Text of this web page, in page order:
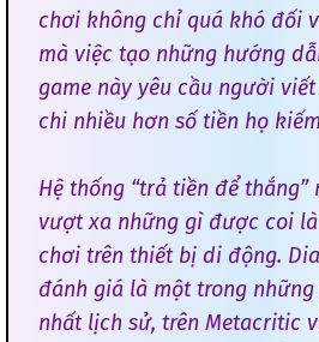
chơi không chỉ quá khó đối
mà việc tạo những hướng
game này yêu cầu người
chi nhiều hơn số tiền họ
Hệ thống “trả tiền để
vượt xa những gì được coi
chơi trên thiết bị di động.
đánh giá là một trong
nhất lịch sử, trên Metacritic